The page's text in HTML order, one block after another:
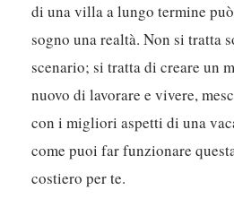
di una villa a lungo termine
sogno una realtà. Non si tratta
scenario; si tratta di creare un
nuovo di lavorare e vivere,
con i migliori aspetti di una
come puoi far funzionare
costiero per te.